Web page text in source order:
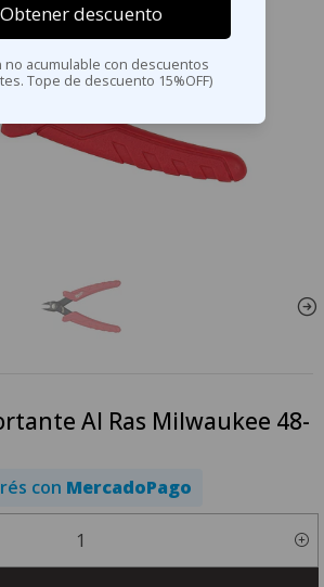
Al Ras Milwaukee 48-
con MercadoPago
Obtener descuento
no acumulable con descuentos
Tope de descuento 15%OFF)